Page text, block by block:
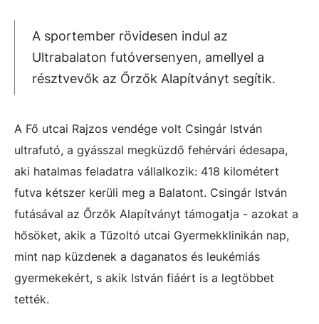
A sportember rövidesen indul az
Ultrabalaton futóversenyen, amellyel a
résztvevők az Őrzők Alapítványt segítik.
A Fő utcai Rajzos vendége volt Csingár István
ultrafutó, a gyásszal megküzdő fehérvári édesapa,
aki hatalmas feladatra vállalkozik: 418 kilométert
futva kétszer kerüli meg a Balatont. Csingár István
futásával az Őrzők Alapítványt támogatja - azokat a
hősöket, akik a Tűzoltó utcai Gyermekklinikán nap,
mint nap küzdenek a daganatos és leukémiás
gyermekekért, s akik István fiáért is a legtöbbet
tették.